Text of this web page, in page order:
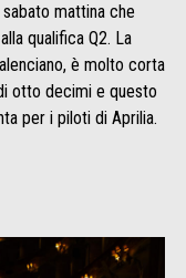
mattina che
qualifica Q2. La
è molto corta
otto decimi e questo
per i piloti di Aprilia.